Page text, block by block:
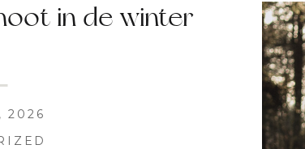
2026
in de winter